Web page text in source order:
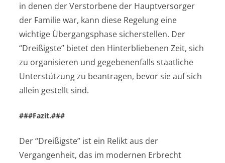
in denen der Verstorbene der Hauptversorger
der Familie war, kann diese Regelung eine
wichtige Übergangsphase sicherstellen. Der
“Dreißigste” bietet den Hinterbliebenen Zeit, sich
zu organisieren und gegebenenfalls staatliche
Unterstützung zu beantragen, bevor sie auf sich
allein gestellt sind.
###Fazit.###
Der “Dreißigste” ist ein Relikt aus der
Vergangenheit, das im modernen Erbrecht